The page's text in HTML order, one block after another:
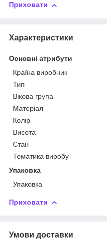
Приховати
Характеристики
Основні атрибути
Країна виробник
Тип
Вікова група
Матеріал
Колір
Висота
Стан
Тематика виробу
Упаковка
Упаковка
Приховати
Умови доставки